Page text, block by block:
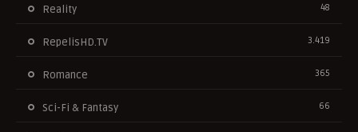
Reality 48
RepelisHD.TV 3.419
Romance 365
Sci-Fi & Fantasy 66